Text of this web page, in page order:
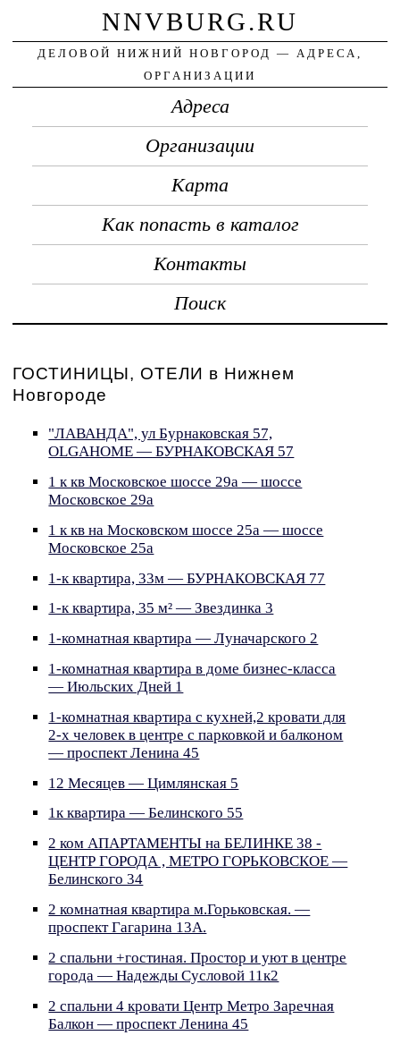
NNVBURG.RU
ДЕЛОВОЙ НИЖНИЙ НОВГОРОД — АДРЕСА,
ОРГАНИЗАЦИИ
Адреса
Организации
Карта
Как попасть в каталог
Контакты
Поиск
ГОСТИНИЦЫ, ОТЕЛИ в Нижнем
Новгороде
"ЛАВАНДА", ул Бурнаковская 57,
OLGAHOME — БУРНАКОВСКАЯ 57
1 к кв Московское шоссе 29а — шоссе
Московское 29а
1 к кв на Московском шоссе 25а — шоссе
Московское 25а
1-к квартира, 33м — БУРНАКОВСКАЯ 77
1-к квартира, 35 м² — Звездинка 3
1-комнатная квартира — Луначарского 2
1-комнатная квартира в доме бизнес-класса
— Июльских Дней 1
1-комнатная квартира с кухней,2 кровати для
2-х человек в центре с парковкой и балконом
— проспект Ленина 45
12 Месяцев — Цимлянская 5
1к квартира — Белинского 55
2 ком АПАРТАМЕНТЫ на БЕЛИНКЕ 38 -
ЦЕНТР ГОРОДА , МЕТРО ГОРЬКОВСКОЕ —
Белинского 34
2 комнатная квартира м.Горьковская. —
проспект Гагарина 13А.
2 спальни +гостиная. Простор и уют в центре
города — Надежды Сусловой 11к2
2 спальни 4 кровати Центр Метро Заречная
Балкон — проспект Ленина 45